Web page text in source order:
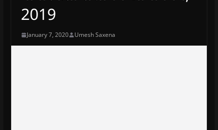
2019
January 7, 2020 Umesh Saxena